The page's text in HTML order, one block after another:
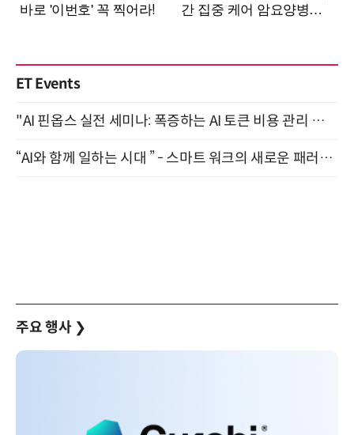
ET Events
"AI 핀옵스 실전 세미나: 폭증하는 AI 토큰 비용 관리 전략" 8월 21일 개최
“AI와 함께 일하는 시대 ” - 스마트 워크의 새로운 패러다임 (9/11)
주요 행사 ❯